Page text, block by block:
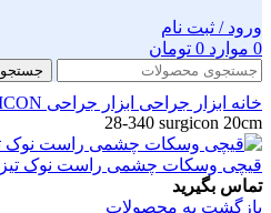
ورود / ثبت نام
0 موارد 0 تومان
جستجو
خانه ابزار جراحی ابزار جراحی SURGICON
28-340 surgicon 20cm
قیچی وسکات چشمی راست نوک تیز J-50-2860 surgicon 12.5
تماس بگیرید
بازگشت به محصولات